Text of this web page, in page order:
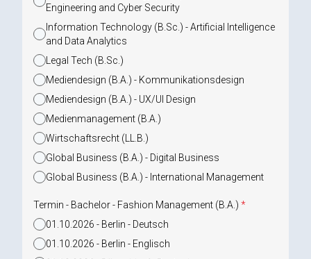
Engineering and Cyber Security
Information Technology (B.Sc.) - Artificial Intelligence
and Data Analytics
Legal Tech (B.Sc.)
Mediendesign (B.A.) - Kommunikationsdesign
Mediendesign (B.A.) - UX/UI Design
Medienmanagement (B.A.)
Wirtschaftsrecht (LL.B.)
Global Business (B.A.) - Digital Business
Global Business (B.A.) - International Management
Termin - Bachelor - Fashion Management (B.A.) *
01.10.2026 - Berlin - Deutsch
01.10.2026 - Berlin - Englisch